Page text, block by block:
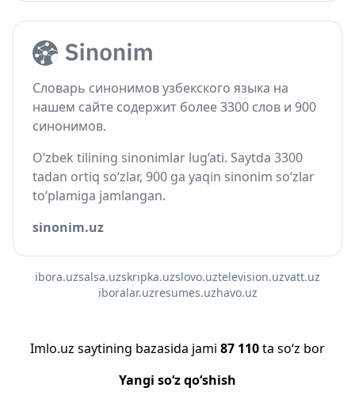
Словарь синонимов узбекского языка на
нашем сайте содержит более 3300 слов и 900
синонимов.
O‘zbek tilining sinonimlar lug‘ati. Saytda 3300
tadan ortiq so‘zlar, 900 ga yaqin sinonim so‘zlar
to‘plamiga jamlangan.
sinonim.uz
ibora.uzsalsa.uzskripka.uzslovo.uztelevision.uzvatt.uz
iboralar.uzresumes.uzhavo.uz
Imlo.uz saytining bazasida jami 87 110ta so‘z bor
Yangi so‘z qo‘shish